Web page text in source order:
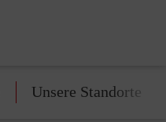
Unsere Standorte